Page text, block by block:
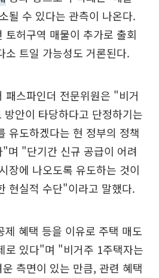
될 수 있다는 관측이 나온다.
토허구역 매물이 추가로 출회
소 트일 가능성도 거론된다.
패스파인더 전문위원은 "비거
안이 타당하다고 단정하기는
유도하겠다는 현 정부의 정책
며 "단기간 신규 공급이 어려
장에 나오도록 유도하는 것이
현실적 수단"이라고 말했다.
혜택 등을 이유로 주택 매도
로 있다"며 "비거주 1주택자는
측면이 있는 만큼, 관련 혜택